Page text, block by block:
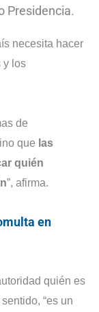
Presidencia.
necesita hacer
y los
de
que las
quién
”, afirma.
en
quién es
“es un